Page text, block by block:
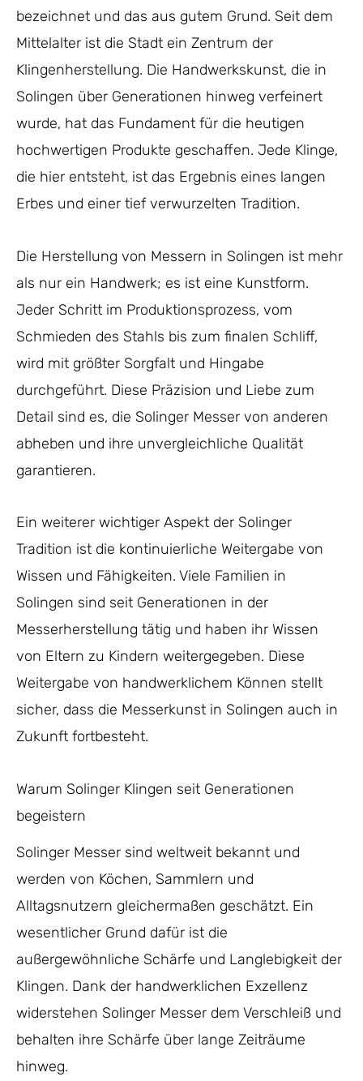
bezeichnet und das aus gutem Grund. Seit dem
Mittelalter ist die Stadt ein Zentrum der
Klingenherstellung. Die Handwerkskunst, die in
Solingen über Generationen hinweg verfeinert
wurde, hat das Fundament für die heutigen
hochwertigen Produkte geschaffen. Jede Klinge,
die hier entsteht, ist das Ergebnis eines langen
Erbes und einer tief verwurzelten Tradition.
Die Herstellung von Messern in Solingen ist mehr
als nur ein Handwerk; es ist eine Kunstform.
Jeder Schritt im Produktionsprozess, vom
Schmieden des Stahls bis zum finalen Schliff,
wird mit größter Sorgfalt und Hingabe
durchgeführt. Diese Präzision und Liebe zum
Detail sind es, die Solinger Messer von anderen
abheben und ihre unvergleichliche Qualität
garantieren.
Ein weiterer wichtiger Aspekt der Solinger
Tradition ist die kontinuierliche Weitergabe von
Wissen und Fähigkeiten. Viele Familien in
Solingen sind seit Generationen in der
Messerherstellung tätig und haben ihr Wissen
von Eltern zu Kindern weitergegeben. Diese
Weitergabe von handwerklichem Können stellt
sicher, dass die Messerkunst in Solingen auch in
Zukunft fortbesteht.
Warum Solinger Klingen seit Generationen
begeistern
Solinger Messer sind weltweit bekannt und
werden von Köchen, Sammlern und
Alltagsnutzern gleichermaßen geschätzt. Ein
wesentlicher Grund dafür ist die
außergewöhnliche Schärfe und Langlebigkeit der
Klingen. Dank der handwerklichen Exzellenz
widerstehen Solinger Messer dem Verschleiß und
behalten ihre Schärfe über lange Zeiträume
hinweg.